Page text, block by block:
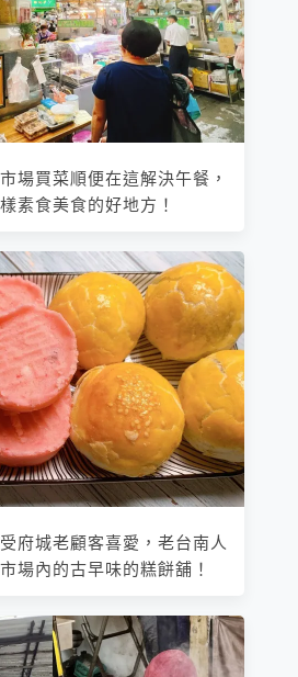
場買菜順便在這解決午餐，
素食美食的好地方！
府城老顧客喜愛，老台南人
場內的古早味的糕餅舖！